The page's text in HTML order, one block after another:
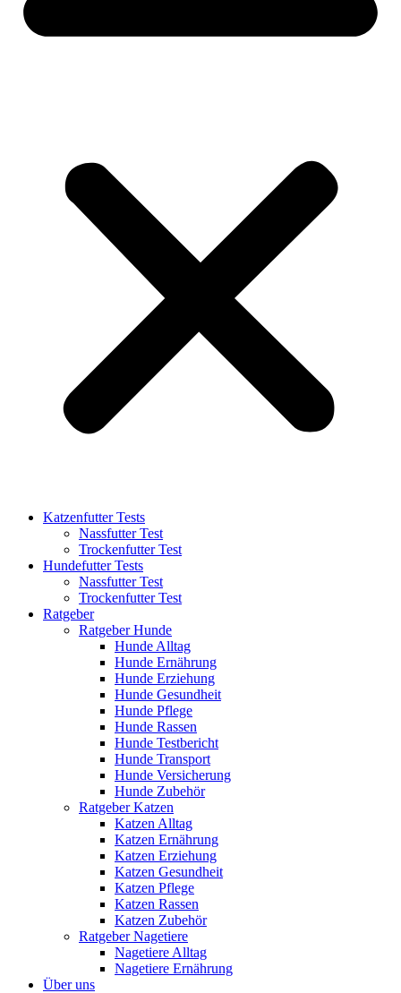
Katzenfutter Tests
Nassfutter Test
Trockenfutter Test
Hundefutter Tests
Nassfutter Test
Trockenfutter Test
Ratgeber
Ratgeber Hunde
Hunde Alltag
Hunde Ernährung
Hunde Erziehung
Hunde Gesundheit
Hunde Pflege
Hunde Rassen
Hunde Testbericht
Hunde Transport
Hunde Versicherung
Hunde Zubehör
Ratgeber Katzen
Katzen Alltag
Katzen Ernährung
Katzen Erziehung
Katzen Gesundheit
Katzen Pflege
Katzen Rassen
Katzen Zubehör
Ratgeber Nagetiere
Nagetiere Alltag
Nagetiere Ernährung
Über uns